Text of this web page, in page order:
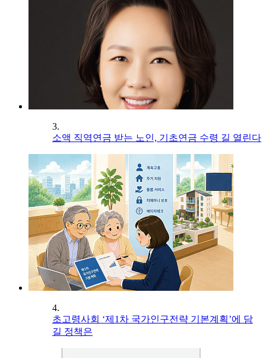
3.
소액 직역연금 받는 노인, 기초연금 수령 길 열린다
4.
초고령사회 ‘제1차 국가인구전략 기본계획’에 담
길 정책은